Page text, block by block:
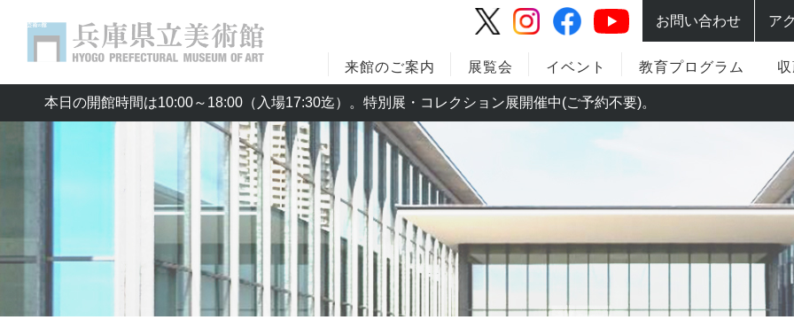
お問い合わせ ア
来館のご案内 展覧会 イベント 教育プログラム
本日の開館時間は10:00～18:00（入場17:30迄）。特別展・コレクション展開催中(ご予約不要)。